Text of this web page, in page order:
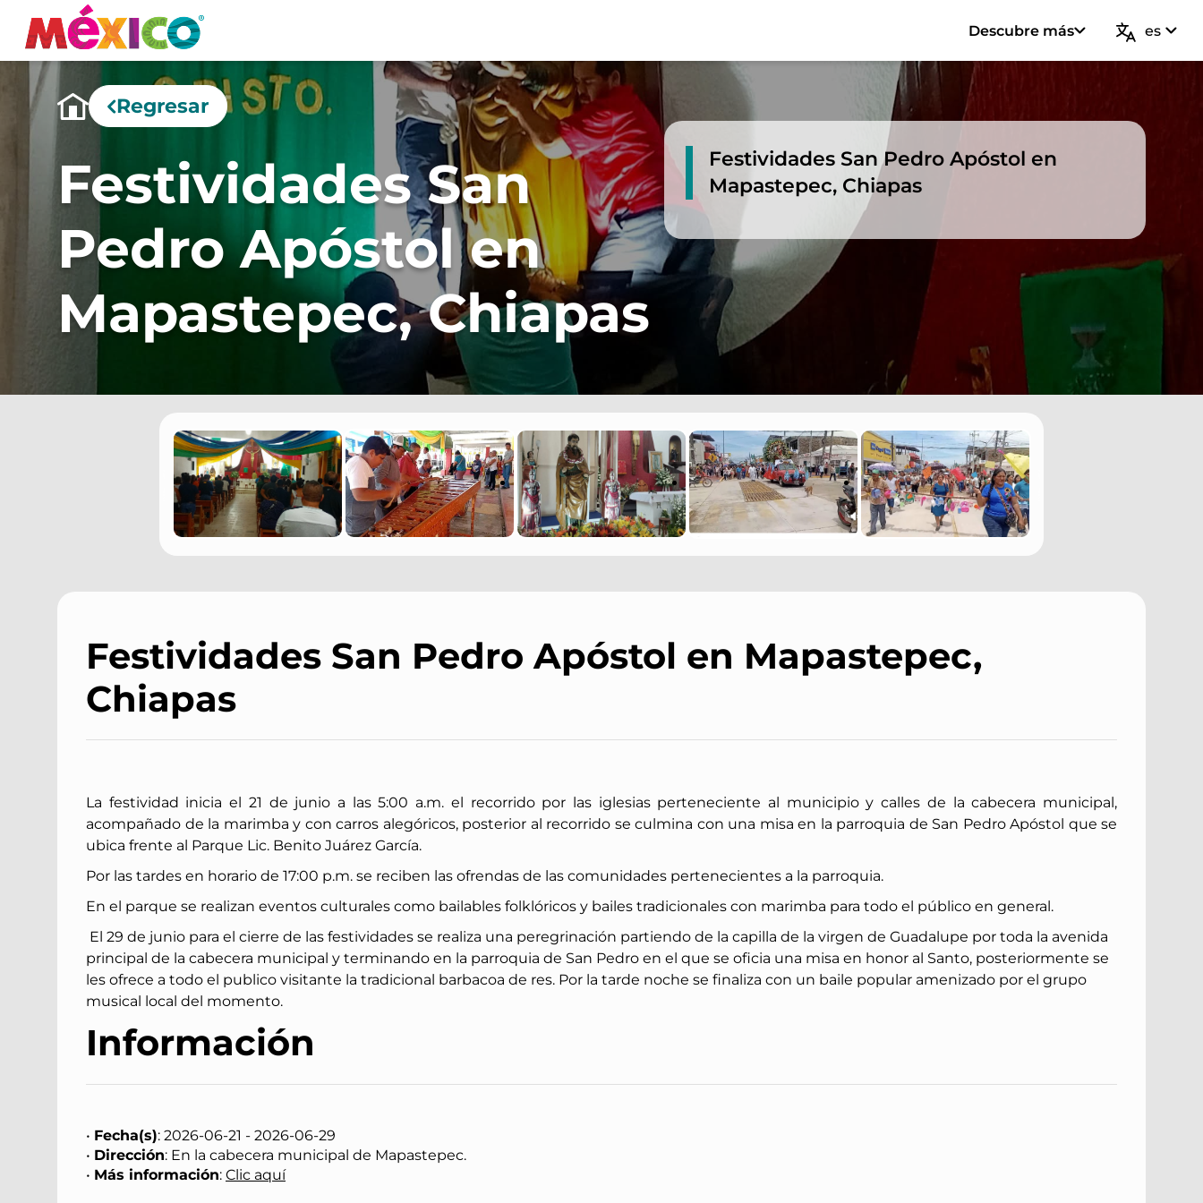
Descubre más es
Regresar
Festividades San
Pedro Apóstol en
Mapastepec, Chiapas
Festividades San Pedro Apóstol en
Mapastepec, Chiapas
Festividades San Pedro Apóstol en Mapastepec,
Chiapas
La festividad inicia el 21 de junio a las 5:00 a.m. el recorrido por las iglesias perteneciente al municipio y calles de la cabecera municipal,
acompañado de la marimba y con carros alegóricos, posterior al recorrido se culmina con una misa en la parroquia de San Pedro Apóstol que se
ubica frente al Parque Lic. Benito Juárez García.
Por las tardes en horario de 17:00 p.m. se reciben las ofrendas de las comunidades pertenecientes a la parroquia.
En el parque se realizan eventos culturales como bailables folklóricos y bailes tradicionales con marimba para todo el público en general.
El 29 de junio para el cierre de las festividades se realiza una peregrinación partiendo de la capilla de la virgen de Guadalupe por toda la avenida
principal de la cabecera municipal y terminando en la parroquia de San Pedro en el que se oficia una misa en honor al Santo, posteriormente se
les ofrece a todo el publico visitante la tradicional barbacoa de res. Por la tarde noche se finaliza con un baile popular amenizado por el grupo
musical local del momento.
Información
• Fecha(s): 2026-06-21 - 2026-06-29
• Dirección: En la cabecera municipal de Mapastepec.
• Más información: Clic aquí